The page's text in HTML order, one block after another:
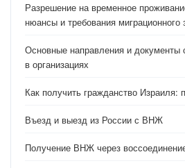
Разрешение на временное
нюансы и требования миграционного
Основные направления и документы
в организациях
Как получить гражданство Израиля:
Въезд и выезд из России с ВНЖ
Получение ВНЖ через